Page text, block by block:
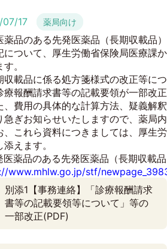
17 薬局向け
薬品のある先発医薬品（長期収載品
ついて、厚生労働省保険局医療課
。
載品に係る処方箋様式の改正等に
療報酬請求書等の記載要領が一部改正
費用の具体的な計算方法、疑義解釈
ぎお知らせいたしますので、薬局
これら資料につきましては、厚生
添えます。
薬品のある先発医薬品（長期収載
www.mhlw.go.jp/stf/
別添1【事務連絡】「診療報酬請求
書等の記載要領等について」等の
一部改正(PDF)